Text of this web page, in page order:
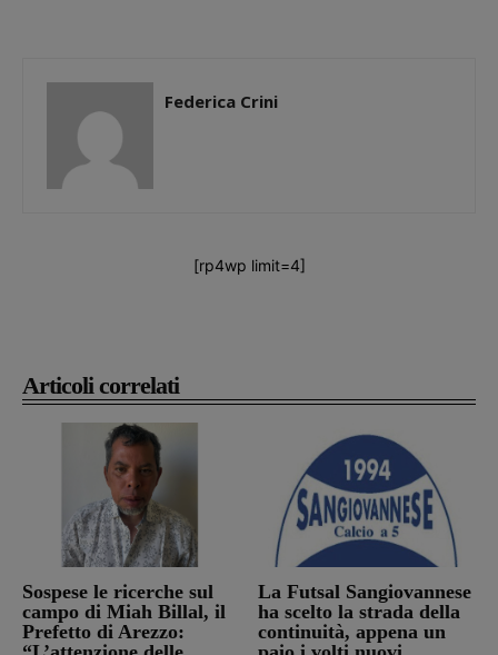
Articoli correlati
Sospese le ricerche sul
campo di Miah Billal, il
Prefetto di Arezzo:
La Futsal Sangiovannese
ha scelto la strada della
continuità, appena un
Federica Crini
[rp4wp limit=4]